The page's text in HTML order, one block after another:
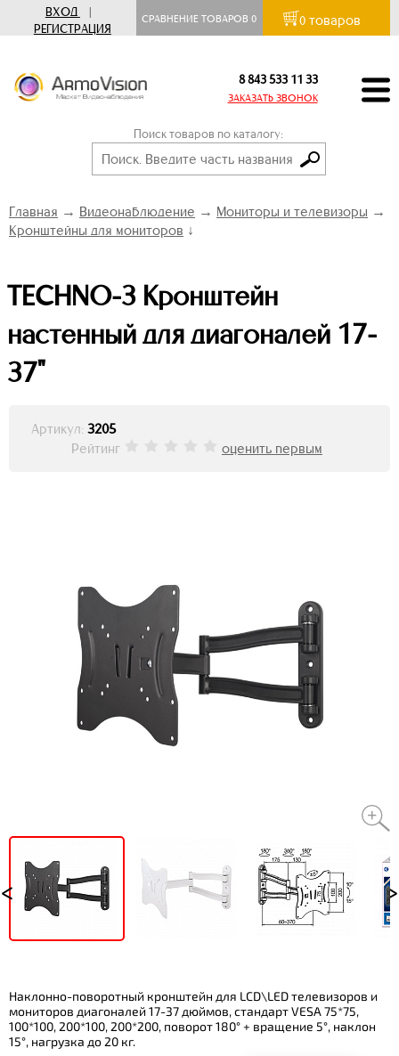
ВХОД
|
РЕГИСТРАЦИЯ
СРАВНЕНИЕ ТОВАРОВ0 0 товаров
8 843 533 11 33
ЗАКАЗАТЬ ЗВОНОК
Поиск товаров по каталогу:
Главная → Видеонаблюдение → Мониторы и телевизоры →
Кронштейны для мониторов ↓
TECHNO-3 Кронштейн
настенный для диагоналей 17-
37"
Артикул: 3205
Рейтинг
оценить первым
Наклонно-поворотный кронштейн для LCD\LED телевизоров и
мониторов диагоналей 17-37 дюймов, стандарт VESA 75*75,
100*100, 200*100, 200*200, поворот 180° + вращение 5°, наклон
15°, нагрузка до 20 кг.